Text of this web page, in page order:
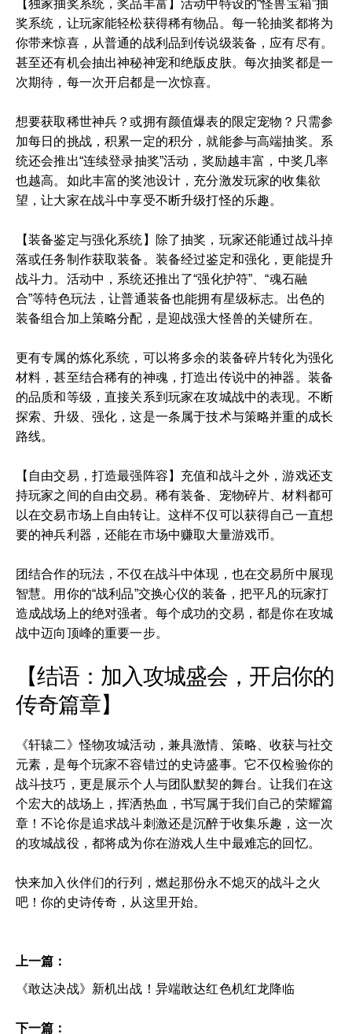
【独家抽奖系统，奖品丰富】活动中特设的“怪兽宝箱”抽
奖系统，让玩家能轻松获得稀有物品。每一轮抽奖都将为
你带来惊喜，从普通的战利品到传说级装备，应有尽有。
甚至还有机会抽出神秘神宠和绝版皮肤。每次抽奖都是一
次期待，每一次开启都是一次惊喜。
想要获取稀世神兵？或拥有颜值爆表的限定宠物？只需参
加每日的挑战，积累一定的积分，就能参与高端抽奖。系
统还会推出“连续登录抽奖”活动，奖励越丰富，中奖几率
也越高。如此丰富的奖池设计，充分激发玩家的收集欲
望，让大家在战斗中享受不断升级打怪的乐趣。
【装备鉴定与强化系统】除了抽奖，玩家还能通过战斗掉
落或任务制作获取装备。装备经过鉴定和强化，更能提升
战斗力。活动中，系统还推出了“强化护符”、“魂石融
合”等特色玩法，让普通装备也能拥有星级标志。出色的
装备组合加上策略分配，是迎战强大怪兽的关键所在。
更有专属的炼化系统，可以将多余的装备碎片转化为强化
材料，甚至结合稀有的神魂，打造出传说中的神器。装备
的品质和等级，直接关系到玩家在攻城战中的表现。不断
探索、升级、强化，这是一条属于技术与策略并重的成长
路线。
【自由交易，打造最强阵容】充值和战斗之外，游戏还支
持玩家之间的自由交易。稀有装备、宠物碎片、材料都可
以在交易市场上自由转让。这样不仅可以获得自己一直想
要的神兵利器，还能在市场中赚取大量游戏币。
团结合作的玩法，不仅在战斗中体现，也在交易所中展现
智慧。用你的“战利品”交换心仪的装备，把平凡的玩家打
造成战场上的绝对强者。每个成功的交易，都是你在攻城
战中迈向顶峰的重要一步。
【结语：加入攻城盛会，开启你的
传奇篇章】
《轩辕二》怪物攻城活动，兼具激情、策略、收获与社交
元素，是每个玩家不容错过的史诗盛事。它不仅检验你的
战斗技巧，更是展示个人与团队默契的舞台。让我们在这
个宏大的战场上，挥洒热血，书写属于我们自己的荣耀篇
章！不论你是追求战斗刺激还是沉醉于收集乐趣，这一次
的攻城战役，都将成为你在游戏人生中最难忘的回忆。
快来加入伙伴们的行列，燃起那份永不熄灭的战斗之火
吧！你的史诗传奇，从这里开始。
上一篇：
《敢达决战》新机出战！异端敢达红色机红龙降临
下一篇：